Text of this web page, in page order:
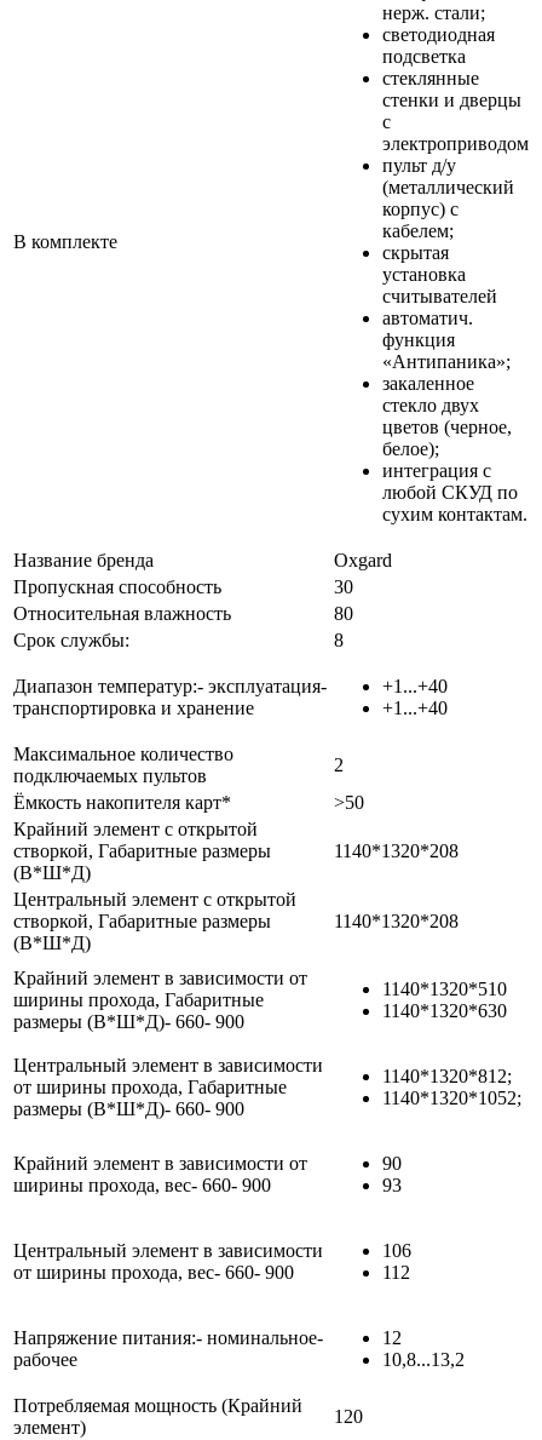
В комплекте
нерж. стали;
светодиодная
подсветка
стеклянные
стенки и дверцы
с
электроприводом
пульт д/у
(металлический
корпус) с
кабелем;
скрытая
установка
считывателей
автоматич.
функция
«Антипаника»;
закаленное
стекло двух
цветов (черное,
белое);
интеграция с
любой СКУД по
сухим контактам.
Название бренда
Oxgard
Пропускная способность
30
Относительная влажность
80
Срок службы:
8
Диапазон температур:- эксплуатация-
транспортировка и хранение
+1...+40
+1...+40
Максимальное количество
подключаемых пультов
2
Ёмкость накопителя карт*
>50
Крайний элемент с открытой
створкой, Габаритные размеры
(В*Ш*Д)
1140*1320*208
Центральный элемент с открытой
створкой, Габаритные размеры
(В*Ш*Д)
1140*1320*208
Крайний элемент в зависимости от
ширины прохода, Габаритные
размеры (В*Ш*Д)- 660- 900
1140*1320*510
1140*1320*630
Центральный элемент в зависимости
от ширины прохода, Габаритные
размеры (В*Ш*Д)- 660- 900
1140*1320*812;
1140*1320*1052;
Крайний элемент в зависимости от
ширины прохода, вес- 660- 900
90
93
Центральный элемент в зависимости
от ширины прохода, вес- 660- 900
106
112
Напряжение питания:- номинальное-
рабочее
12
10,8...13,2
Потребляемая мощность (Крайний
элемент)
120